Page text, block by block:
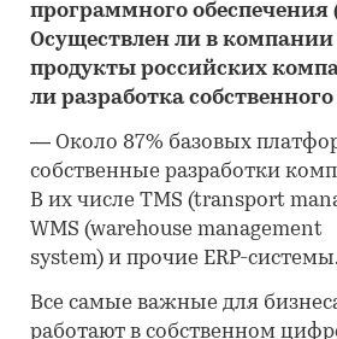
программного обеспечения
Осуществлен ли в компании
продукты российских
ли разработка
— Около 87% базовых
собственные разработки
В их числе TMS (transport
WMS (warehouse management
system) и прочие ERP-системы.
Все самые важные для
работают в собственном